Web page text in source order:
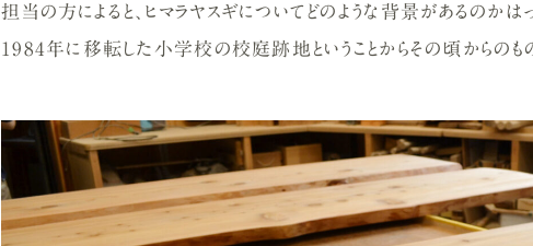
担当の方によると、ヒマラヤスギについてどのような背景があるのかは
1984年に移転した小学校の校庭跡地ということからその頃からのも